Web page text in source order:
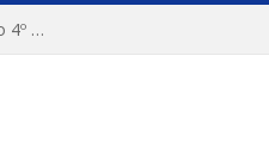
Câmara Municipal de Alenquer realiza abertura dos trabalhos do 4º Período Legislativo